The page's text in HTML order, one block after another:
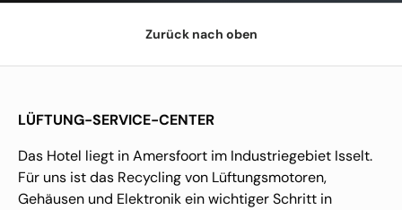
Zurück nach oben
LÜFTUNG-SERVICE-CENTER
Das Hotel liegt in Amersfoort im Industriegebiet Isselt.
Für uns ist das Recycling von Lüftungsmotoren,
Gehäusen und Elektronik ein wichtiger Schritt in